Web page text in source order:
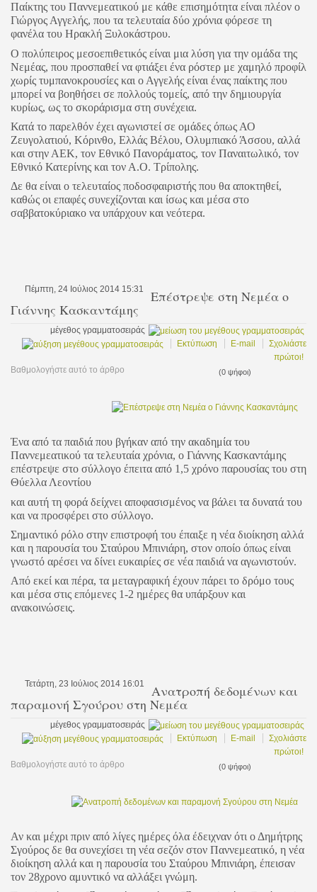
Παίκτης του Παννεμεατικού με κάθε επισημότητα είναι πλέον ο
Γιώργος Αγγελής, που τα τελευταία δύο χρόνια φόρεσε τη
φανέλα του Ηρακλή Ξυλοκάστρου.
Ο πολύπειρος μεσοεπιθετικός είναι μια λύση για την ομάδα της
Νεμέας, που προσπαθεί να φτιάξει ένα ρόστερ με χαμηλό προφίλ
χωρίς τυμπανοκρουσίες και ο Αγγελής είναι ένας παίκτης που
μπορεί να βοηθήσει σε πολλούς τομείς, από την δημιουργία
κυρίως, ως το σκοράρισμα στη συνέχεια.
Κατά το παρελθόν έχει αγωνιστεί σε ομάδες όπως ΑΟ
Ζευγολατιού, Κόρινθο, Ελλάς Βέλου, Ολυμπιακό Άσσου, αλλά
και στην ΑΕΚ, τον Εθνικό Πανοράματος, τον Παναιτωλικό, τον
Εθνικό Κατερίνης και τον Α.Ο. Τρίπολης.
Δε θα είναι ο τελευταίος ποδοσφαιριστής που θα αποκτηθεί,
καθώς οι επαφές συνεχίζονται και ίσως και μέσα στο
σαββατοκύριακο να υπάρχουν και νεότερα.
Πέμπτη, 24 Ιούλιος 2014 15:31 Επέστρεψε στη Νεμέα ο
Γιάννης Κασκαντάμης
μέγεθος γραμματοσειράς
Εκτύπωση
E-mail
Σχολιάστε
πρώτοι!
Βαθμολογήστε αυτό το άρθρο
(0 ψήφοι)
Ένα από τα παιδιά που βγήκαν από την ακαδημία του
Παννεμεατικού τα τελευταία χρόνια, ο Γιάννης Κασκαντάμης
επέστρεψε στο σύλλογο έπειτα από 1,5 χρόνο παρουσίας του στη
Θύελλα Λεοντίου
και αυτή τη φορά δείχνει αποφασισμένος να βάλει τα δυνατά του
και να προσφέρει στο σύλλογο.
Σημαντικό ρόλο στην επιστροφή του έπαιξε η νέα διοίκηση αλλά
και η παρουσία του Σταύρου Μπινιάρη, στον οποίο όπως είναι
γνωστό αρέσει να δίνει ευκαιρίες σε νέα παιδιά να αγωνιστούν.
Από εκεί και πέρα, τα μεταγραφική έχουν πάρει το δρόμο τους
και μέσα στις επόμενες 1-2 ημέρες θα υπάρξουν και
ανακοινώσεις.
Τετάρτη, 23 Ιούλιος 2014 16:01 Ανατροπή δεδομένων και
παραμονή Σγούρου στη Νεμέα
μέγεθος γραμματοσειράς
Εκτύπωση
E-mail
Σχολιάστε
πρώτοι!
Βαθμολογήστε αυτό το άρθρο
(0 ψήφοι)
Αν και μέχρι πριν από λίγες ημέρες όλα έδειχναν ότι ο Δημήτρης
Σγούρος δε θα συνεχίσει τη νέα σεζόν στον Παννεμεατικό, η νέα
διοίκηση αλλά και η παρουσία του Σταύρου Μπινιάρη, έπεισαν
τον 28χρονο αμυντικό να αλλάξει γνώμη.